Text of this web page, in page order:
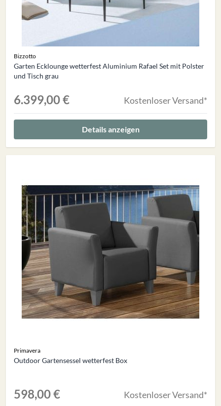
Bizzotto
Garten Ecklounge wetterfest Aluminium Rafael Set mit Polster
und Tisch grau
6.399,00 € Kostenloser Versand*
Details anzeigen
Primavera
Outdoor Gartensessel wetterfest Box
598,00 € Kostenloser Versand*